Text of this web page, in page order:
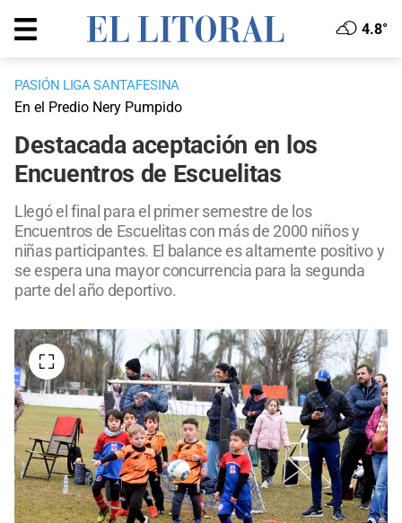
4.8°
PASIÓN LIGA SANTAFESINA
En el Predio Nery Pumpido
Destacada aceptación en los
Encuentros de Escuelitas
Llegó el final para el primer semestre de los
Encuentros de Escuelitas con más de 2000 niños y
niñas participantes. El balance es altamente positivo y
se espera una mayor concurrencia para la segunda
parte del año deportivo.